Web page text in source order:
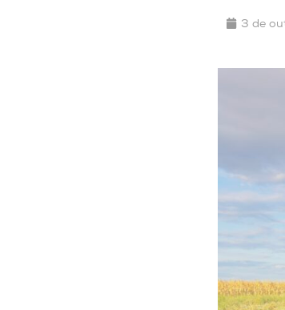
3 de